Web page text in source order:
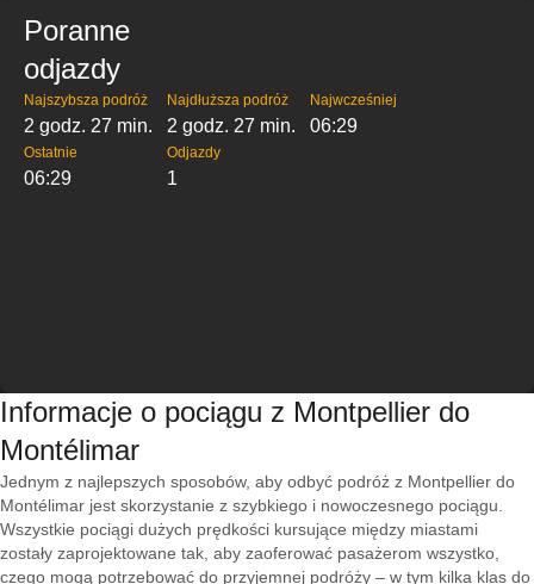
Poranne
odjazdy
Najszybsza podróż
2 godz. 27 min.
Najdłuższa podróż
2 godz. 27 min.
Najwcześniej
06:29
Ostatnie
06:29
Odjazdy
1
Informacje o pociągu z Montpellier do
Montélimar
Jednym z najlepszych sposobów, aby odbyć podróż z Montpellier do
Montélimar jest skorzystanie z szybkiego i nowoczesnego pociągu.
Wszystkie pociągi dużych prędkości kursujące między miastami
zostały zaprojektowane tak, aby zaoferować pasażerom wszystko,
czego mogą potrzebować do przyjemnej podróży – w tym kilka klas do